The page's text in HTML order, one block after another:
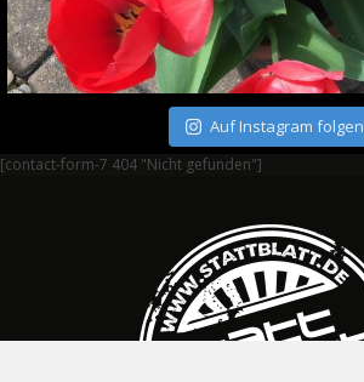
Auf Instagram folgen
[contact-form-7 404 "Nicht gefunden"]